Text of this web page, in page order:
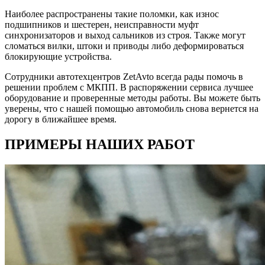
Наиболее распространены такие поломки, как износ
подшипников и шестерен, неисправности муфт
синхронизаторов и выход сальников из строя. Также могут
сломаться вилки, штоки и приводы либо деформироваться
блокирующие устройства.
Сотрудники автотехцентров ZetAvto всегда рады помочь в
решении проблем с МКПП. В распоряжении сервиса лучшее
оборудование и проверенные методы работы. Вы можете быть
уверены, что с нашей помощью автомобиль снова вернется на
дорогу в ближайшее время.
ПРИМЕРЫ НАШИХ РАБОТ